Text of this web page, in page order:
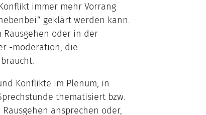
immer mehr Vorrang
geklärt werden kann.
Rausgehen oder in der
-moderation, die
Konflikte im Plenum, in
thematisiert bzw.
ansprechen oder,